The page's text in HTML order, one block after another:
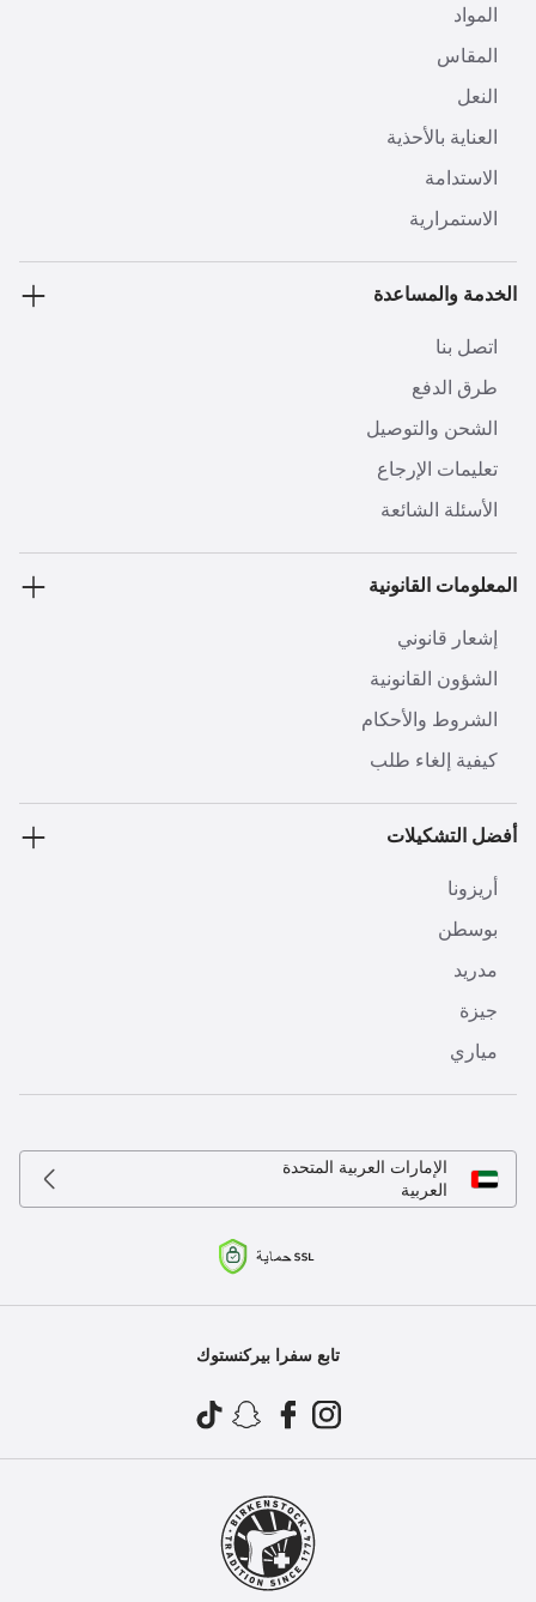
المواد
المقاس
النعل
العناية بالأحذية
الاستدامة
الاستمرارية
الخدمة والمساعدة
اتصل بنا
طرق الدفع
الشحن والتوصيل
تعليمات الإرجاع
الأسئلة الشائعة
المعلومات القانونية
إشعار قانوني
الشؤون القانونية
الشروط والأحكام
كيفية إلغاء طلب
أفضل التشكيلات
أريزونا
بوسطن
مدريد
جيزة
مياري
الإمارات العربية المتحدة
العربية
تابع سفرا بيركنستوك